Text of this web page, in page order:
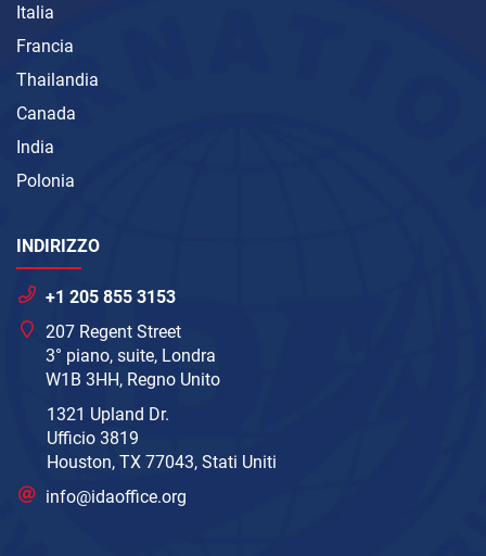
Italia
Francia
Thailandia
Canada
India
Polonia
INDIRIZZO
+1 205 855 3153
207 Regent Street
3° piano, suite, Londra
W1B 3HH, Regno Unito
1321 Upland Dr.
Ufficio 3819
Houston, TX 77043, Stati Uniti
info@idaoffice.org